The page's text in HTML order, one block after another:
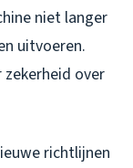
niet langer
uitvoeren.
over
richtlijnen